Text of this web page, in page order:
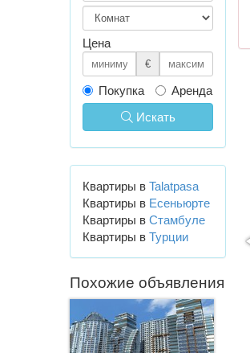
Цена
€
Покупка
Аренда
Искать
Квартиры в Talatpasa
Квартиры в Есеньюрте
Квартиры в Стамбуле
Квартиры в Турции
Похожие объявления